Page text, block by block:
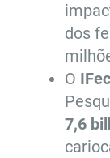
dos
O
7,6